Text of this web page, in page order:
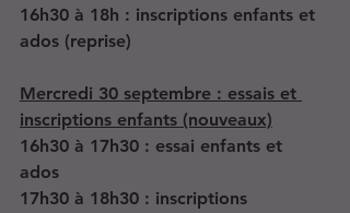
16h30 à 18h : inscriptions enfants et
ados (reprise)
Mercredi 30 septembre : essais et
inscriptions enfants (nouveaux)
16h30 à 17h30 : essai enfants et
ados
17h30 à 18h30 : inscriptions